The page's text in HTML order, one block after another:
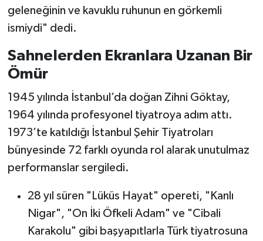
geleneğinin ve kavuklu ruhunun en görkemli
ismiydi" dedi.
Sahnelerden Ekranlara Uzanan Bir
Ömür
1945 yılında İstanbul’da doğan Zihni Göktay,
1964 yılında profesyonel tiyatroya adım attı.
1973’te katıldığı İstanbul Şehir Tiyatroları
bünyesinde 72 farklı oyunda rol alarak unutulmaz
performanslar sergiledi.
28 yıl süren "Lüküs Hayat" opereti, "Kanlı
Nigar", "On İki Öfkeli Adam" ve "Cibali
Karakolu" gibi başyapıtlarla Türk tiyatrosuna